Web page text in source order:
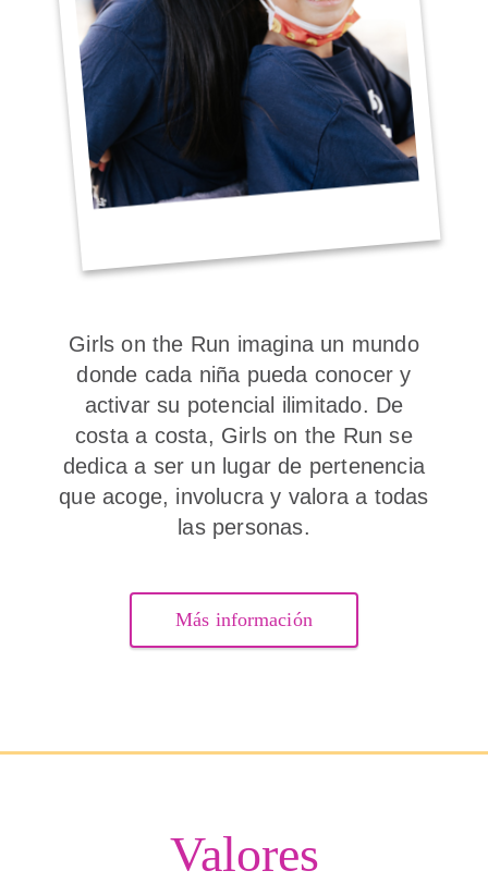
Girls on the Run imagina un mundo
donde cada niña pueda conocer y
activar su potencial ilimitado. De
costa a costa, Girls on the Run se
dedica a ser un lugar de pertenencia
que acoge, involucra y valora a todas
las personas.
Más información
Valores